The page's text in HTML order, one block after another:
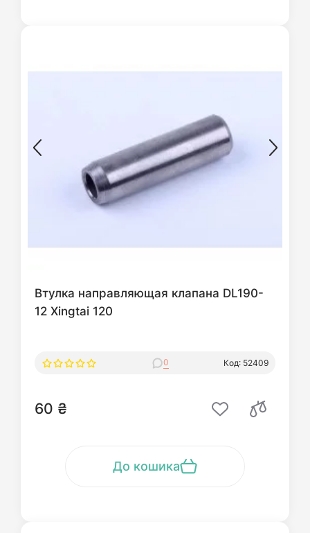
Втулка направляющая клапана DL190-
12 Xingtai 120
0 Код: 52409
60 ₴
До кошика